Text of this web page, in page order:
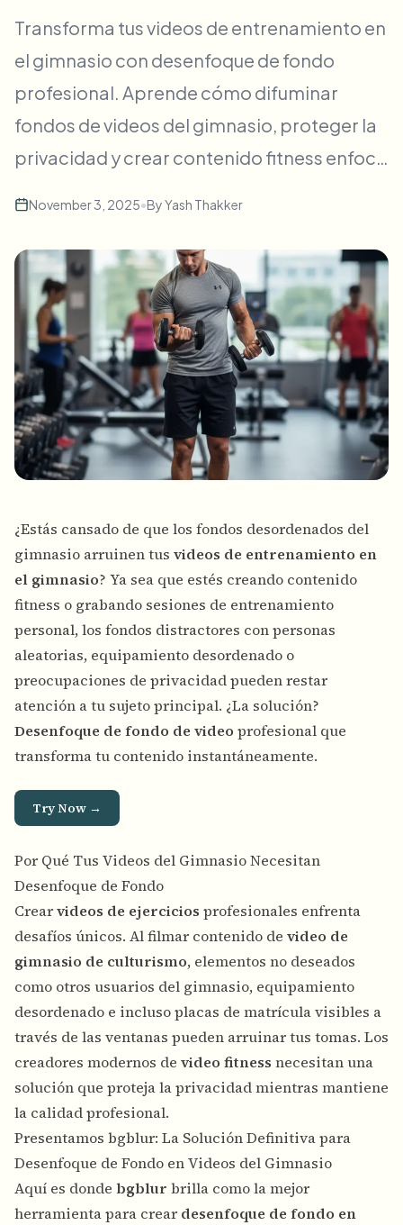
Cambio de cara - Video
Inteligencia de video
Desenfoque de video en lote
Procesa muchos vídeos de una vez
Desenfoque masivo de rostros
Pipelines de alto rendimiento
Zonas empresariales, políticas y revisión
API & SDK
Automatizar cargas, trabajos y webhooks
Formulario de contacto
Inteligencia de video
Eliminación de fondo en masa
Transforma tus videos de entrenamiento en
el gimnasio con desenfoque de fondo
profesional. Aprende cómo difuminar
fondos de videos del gimnasio, proteger la
privacidad y crear contenido fitness enfoc…
November 3, 2025•ByYash Thakker
¿Estás cansado de que los fondos desordenados del
gimnasio arruinen tus videos de entrenamiento en
el gimnasio? Ya sea que estés creando contenido
fitness o grabando sesiones de entrenamiento
personal, los fondos distractores con personas
aleatorias, equipamiento desordenado o
preocupaciones de privacidad pueden restar
atención a tu sujeto principal. ¿La solución?
Desenfoque de fondo de video profesional que
transforma tu contenido instantáneamente.
Try Now →
Por Qué Tus Videos del Gimnasio Necesitan
Desenfoque de Fondo
Crearvideos de ejercicios profesionales enfrenta
desafíos únicos. Al filmar contenido de video de
gimnasio de culturismo, elementos no deseados
como otros usuarios del gimnasio, equipamiento
desordenado e incluso placas de matrícula visibles a
través de las ventanas pueden arruinar tus tomas. Los
creadores modernos de video fitness necesitan una
solución que proteja la privacidad mientras mantiene
la calidad profesional.
Presentamos bgblur: La Solución Definitiva para
Desenfoque de Fondo en Videos del Gimnasio
Aquí es donde bgblur brilla como la mejor
herramienta para crear desenfoque de fondo en